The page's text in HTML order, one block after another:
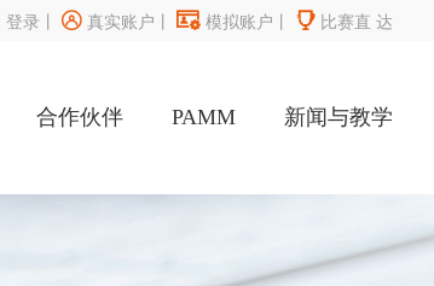
登录 丨 真实账户  模拟账户  比赛直 达
合作伙伴 PAMM 新闻与教学